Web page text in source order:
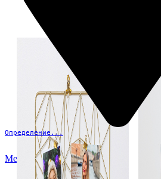
Определение...
Меню